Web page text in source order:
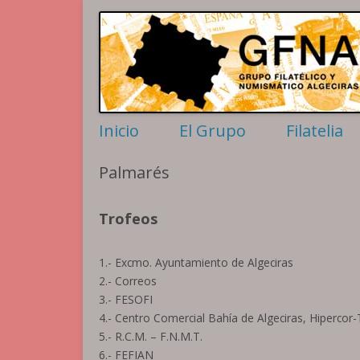
Grupo Algeciras
Filatelia y Numismática en el extremo sur de la
Inicio El Grupo Filatelia
Palmarés
Trofeos
1.- Excmo. Ayuntamiento de Algeciras
2.- Correos
3.- FESOFI
4.- Centro Comercial Bahía de Algeciras,
5.- R.C.M. – F.N.M.T.
6.- FEFIAN